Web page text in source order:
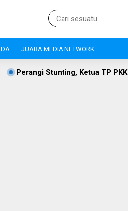
JUARA MEDIA NETWORK
Ketua TP PKK Lebak Sambangi